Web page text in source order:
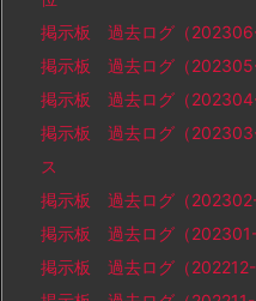
掲示板 過去ログ（
掲示板 過去ログ（
掲示板 過去ログ（
掲示板 過去ログ（
ス
掲示板 過去ログ（
掲示板 過去ログ（202301-
掲示板 過去ログ（